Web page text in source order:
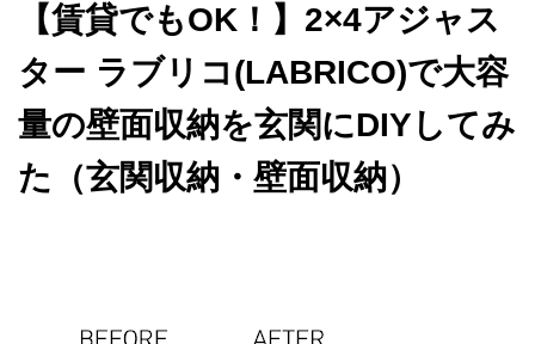
【賃貸でもOK！】2×4アジャス
ター ラブリコ(LABRICO)で大容
量の壁面収納を玄関にDIYしてみ
た（玄関収納・壁面収納）